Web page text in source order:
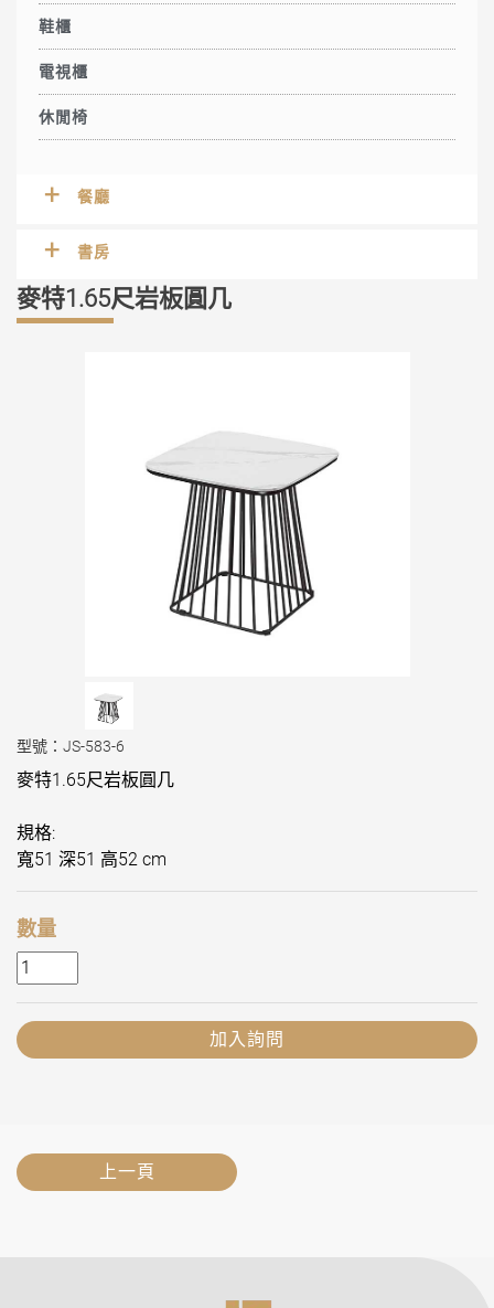
鞋櫃
電視櫃
休閒椅
餐廳
書房
麥特1.65尺岩板圓几
型號：JS-583-6
麥特1.65尺岩板圓几
規格:
寬51 深51 高52 cm
數量
加入詢問
上一頁